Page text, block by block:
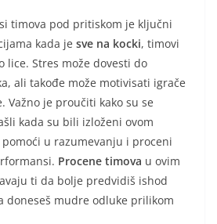
timova pod pritiskom je ključni
kada je sve na kocki, timovi
lice. Stres može dovesti do
ali takođe može motivisati igrače
Važno je proučiti kako su se
kada su bili izloženi ovom
u razumevanju i proceni
Procene timova u ovim
ti da bolje predvidiš ishod
doneseš mudre odluke prilikom